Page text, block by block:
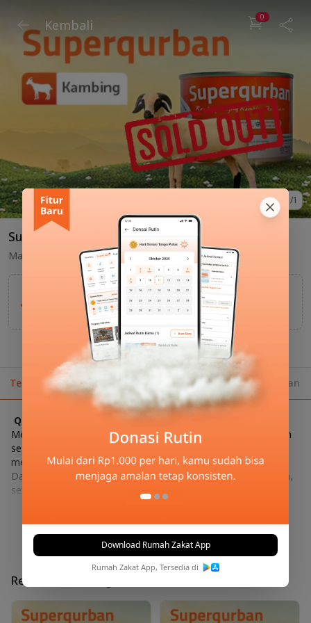
Download Rumah Zakat App
Rumah Zakat App, Tersedia di
Kembali 0
/1
Superqurban Kambing
Manfaat Qurban anda, Jadi semakin luas
Rp2.825.000
*Harga Dapat Berubah
Kornet, Rendang
Varian Rasa Tersedia
Tentang Program Info Terbaru Shahibul Qurban
Qurban Mu Ikut Menyambung Harapan Hidup Mereka,
Menunaikan ibadah qurban tentunya menjadi mimpi besar lain
setiap Muslim di dunia, memenuhi panggilan Allah dan
mendapat kemuliaan serta pahala yang berlipat ganda.
Dan sisi baik lain ibadah qurban yang sahabat tunaikan adalah,
selain sebagai ikhtiar mendekatkan diri dan bentuk pengha
BacaSelengkapnya
Rekomendasi Program Terkait